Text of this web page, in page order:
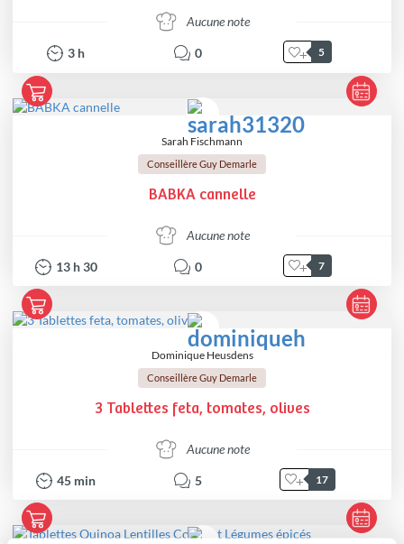
Aucune note
3 h 0 5
Sarah Fischmann
Conseillère Guy Demarle
BABKA cannelle
Aucune note
13 h30 0 7
Dominique Heusdens
Conseillère Guy Demarle
3 Tablettes feta, tomates, olives
Aucune note
45 min 5 17